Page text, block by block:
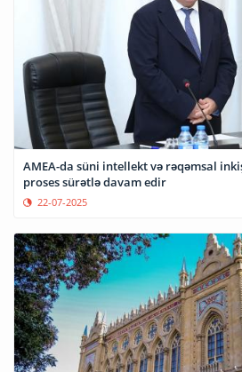
AMEA-da süni intellekt və rəqəmsal
proses sürətlə davam edir
22-07-2025